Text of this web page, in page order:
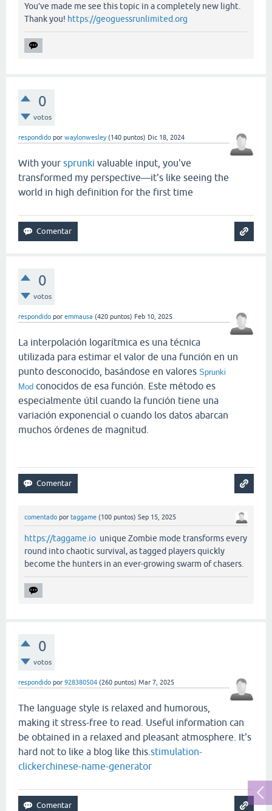
You’ve made me see this topic in a completely new light.
Thank you! https://geoguessrunlimited.org
0
votos
respondido por waylonwesley (140 puntos) Dic 18, 2024
With your sprunki valuable input, you've
transformed my perspective—it's like seeing the
world in high definition for the first time
0
votos
respondido por emmausa (420 puntos) Feb 10, 2025
La interpolación logarítmica es una técnica
utilizada para estimar el valor de una función en un
punto desconocido, basándose en valores Sprunki
Mod conocidos de esa función. Este método es
especialmente útil cuando la función tiene una
variación exponencial o cuando los datos abarcan
muchos órdenes de magnitud.
comentado por taggame (100 puntos) Sep 15, 2025
https://taggame.io unique Zombie mode transforms every
round into chaotic survival, as tagged players quickly
become the hunters in an ever-growing swarm of chasers.
0
votos
respondido por 928380504 (260 puntos) Mar 7, 2025
The language style is relaxed and humorous,
making it stress-free to read. Useful information can
be obtained in a relaxed and pleasant atmosphere. It's
hard not to like a blog like this. stimulation-
clickerchinese-name-generator